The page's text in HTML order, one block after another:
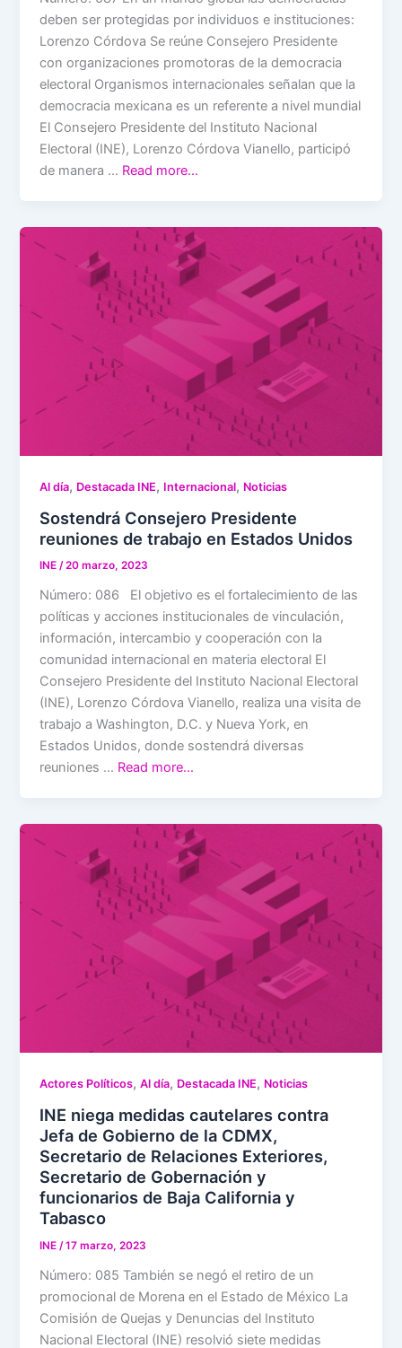
deben ser protegidas por individuos e instituciones:
Lorenzo Córdova Se reúne Consejero Presidente
con organizaciones promotoras de la democracia
electoral Organismos internacionales señalan que la
democracia mexicana es un referente a nivel mundial
El Consejero Presidente del Instituto Nacional
Electoral (INE), Lorenzo Córdova Vianello, participó
de manera … Read more…
Al día, Destacada INE, Internacional, Noticias
Sostendrá Consejero Presidente
reuniones de trabajo en Estados Unidos
INE/20 marzo, 2023
Número: 086 El objetivo es el fortalecimiento de las
políticas y acciones institucionales de vinculación,
información, intercambio y cooperación con la
comunidad internacional en materia electoral El
Consejero Presidente del Instituto Nacional Electoral
(INE), Lorenzo Córdova Vianello, realiza una visita de
trabajo a Washington, D.C. y Nueva York, en
Estados Unidos, donde sostendrá diversas
reuniones … Read more…
Actores Políticos,Al día, Destacada INE, Noticias
INE niega medidas cautelares contra
Jefa de Gobierno de la CDMX,
Secretario de Relaciones Exteriores,
Secretario de Gobernación y
funcionarios de Baja California y
Tabasco
INE /17 marzo, 2023
Número: 085 También se negó el retiro de un
promocional de Morena en el Estado de México La
Comisión de Quejas y Denuncias del Instituto
Nacional Electoral (INE) resolvió siete medidas